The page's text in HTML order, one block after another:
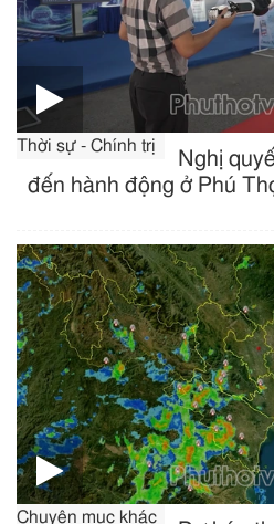
Thời sự - Chính trị
Nghị
đến hành động ở Phú
Chuyên mục khác